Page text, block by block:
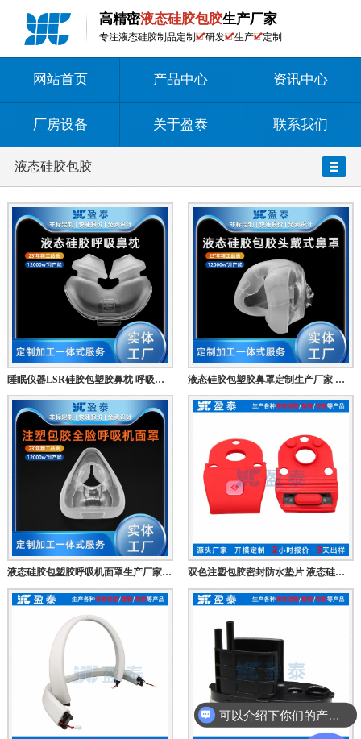
高精密液态硅胶包胶生产厂家
专注液态硅胶制品定制 研发 生产 定制
网站首页 产品中心 资讯中心
厂房设备 关于盈泰 联系我们
液态硅胶包胶
睡眠仪器LSR硅胶包塑胶鼻枕 呼吸机通用液态硅胶包胶鼻罩 止鼾防打呼噜呼注塑包胶鼻枕 注塑包胶厂 液态硅胶包塑胶鼻罩定制生产厂家 家用呼吸机鼻枕配件加工定制工厂
液态硅胶包塑胶呼吸机面罩生产厂家 LSR硅胶包胶医疗面罩配件工厂 双色注塑包胶密封防水垫片 液态硅胶包塑胶支撑垫 USB充电口密封垫片生产厂家
可以介绍下你们的产品么